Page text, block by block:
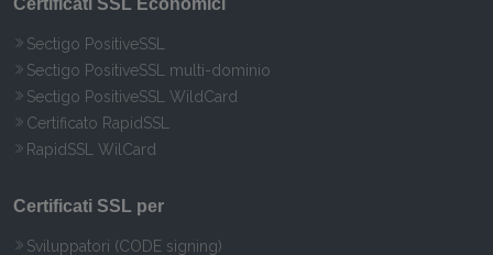
Sectigo PositiveSSL
Sectigo PositiveSSL multi-dominio
Sectigo PositiveSSL WildCard
Certificato RapidSSL
RapidSSL WilCard
Certificati SSL per
Sviluppatori (CODE signing)